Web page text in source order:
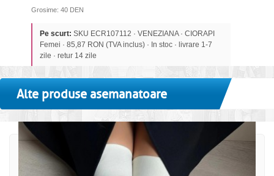
Grosime: 40 DEN
Pe scurt: SKU ECR107112 · VENEZIANA · CIORAPI
Femei · 85,87 RON (TVA inclus) · In stoc · livrare 1-7
zile · retur 14 zile
Alte produse asemanatoare